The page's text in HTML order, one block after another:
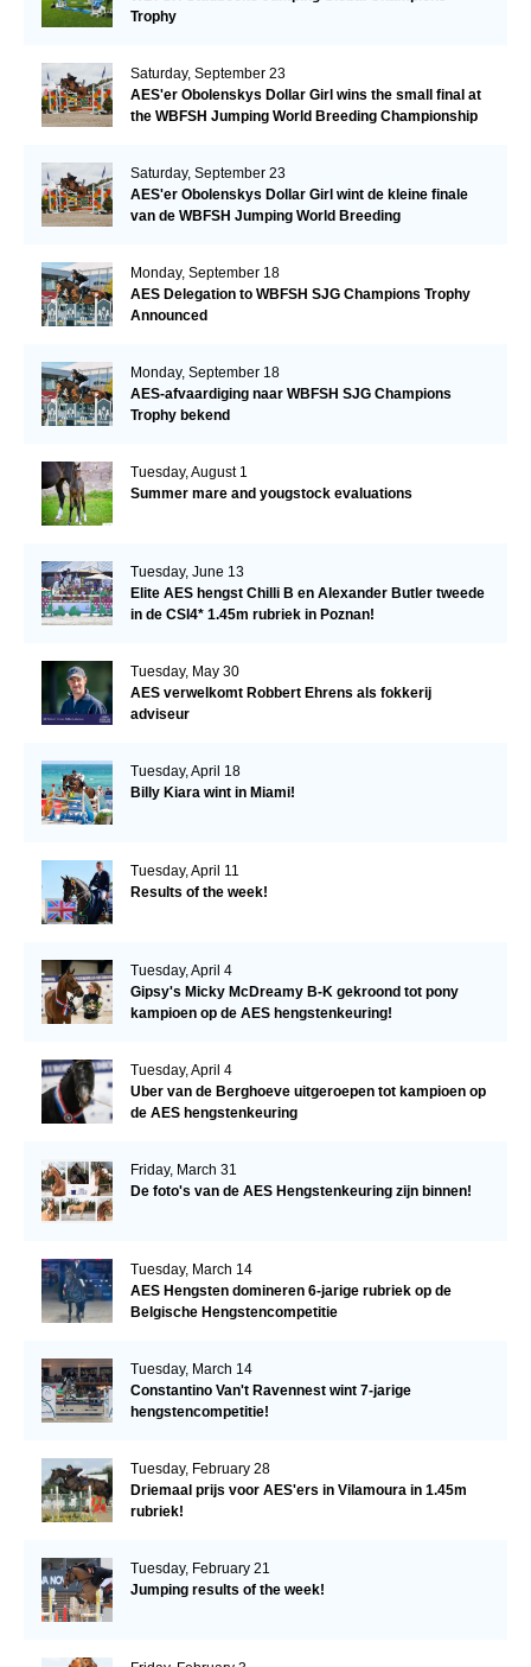
Trophy
Saturday, September 23
AES'er Obolenskys Dollar Girl wins the small final at
the WBFSH Jumping World Breeding Championship
Saturday, September 23
AES'er Obolenskys Dollar Girl wint de kleine finale
van de WBFSH Jumping World Breeding
Monday, September 18
AES Delegation to WBFSH SJG Champions Trophy
Announced
Monday, September 18
AES-afvaardiging naar WBFSH SJG Champions
Trophy bekend
Tuesday, August 1
Summer mare and yougstock evaluations
Tuesday, June 13
Elite AES hengst Chilli B en Alexander Butler tweede
in de CSI4* 1.45m rubriek in Poznan!
Tuesday, May 30
AES verwelkomt Robbert Ehrens als fokkerij
adviseur
Tuesday, April 18
Billy Kiara wint in Miami!
Tuesday, April 11
Results of the week!
Tuesday, April 4
Gipsy's Micky McDreamy B-K gekroond tot pony
kampioen op de AES hengstenkeuring!
Tuesday, April 4
Uber van de Berghoeve uitgeroepen tot kampioen op
de AES hengstenkeuring
Friday, March 31
De foto's van de AES Hengstenkeuring zijn binnen!
Tuesday, March 14
AES Hengsten domineren 6-jarige rubriek op de
Belgische Hengstencompetitie
Tuesday, March 14
Constantino Van't Ravennest wint 7-jarige
hengstencompetitie!
Tuesday, February 28
Driemaal prijs voor AES'ers in Vilamoura in 1.45m
rubriek!
Tuesday, February 21
Jumping results of the week!